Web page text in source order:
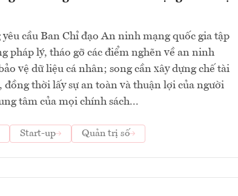
cầu Ban Chỉ đạo An ninh mạng quốc gia tập
pháp lý, tháo gỡ các điểm nghẽn về an ninh
vệ dữ liệu cá nhân; song cần xây dựng chế tài
đồng thời lấy sự an toàn và thuận lợi của người
tâm của mọi chính sách...
Start-up Quản trị số